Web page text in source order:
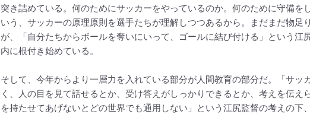
突き詰めている。何のためにサッカーをやっているのか。何のために守備を
いう、サッカーの原理原則を選手たちが理解しつつあるから。まだまだ物足
が、「自分たちからボールを奪いにいって、ゴールに結び付ける」という江
内に根付き始めている。
そして、今年からより一層力を入れている部分が人間教育の部分だ。「サッ
く、人の目を見て話せるとか、受け答えがしっかりできるとか、考えを伝え
を持たせてあげないとどの世界でも通用しない」という江尻監督の考えの下